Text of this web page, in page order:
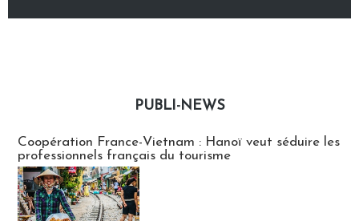
PUBLI-NEWS
Coopération France-Vietnam : Hanoï veut séduire les
professionnels français du tourisme